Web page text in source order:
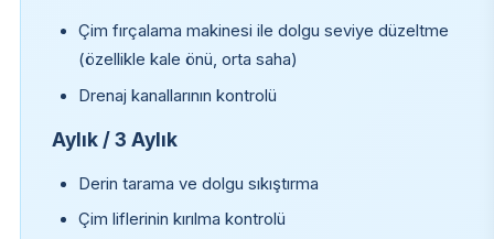
Çim fırçalama makinesi ile dolgu seviye düzeltme
(özellikle kale önü, orta saha)
Drenaj kanallarının kontrolü
Aylık / 3 Aylık
Derin tarama ve dolgu sıkıştırma
Çim liflerinin kırılma kontrolü